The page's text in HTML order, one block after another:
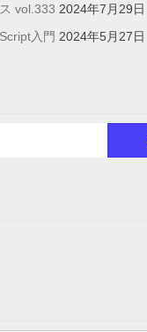
vol.333 2024年7月29日
入門 2024年5月27日